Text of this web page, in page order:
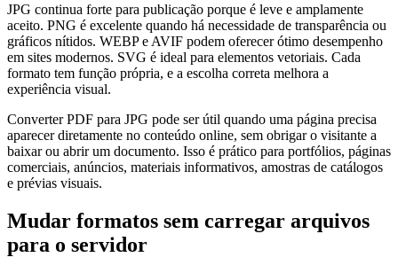
JPG continua forte para publicação porque é leve e amplamente
aceito. PNG é excelente quando há necessidade de transparência ou
gráficos nítidos. WEBP e AVIF podem oferecer ótimo desempenho
em sites modernos. SVG é ideal para elementos vetoriais. Cada
formato tem função própria, e a escolha correta melhora a
experiência visual.
Converter PDF para JPG pode ser útil quando uma página precisa
aparecer diretamente no conteúdo online, sem obrigar o visitante a
baixar ou abrir um documento. Isso é prático para portfólios, páginas
comerciais, anúncios, materiais informativos, amostras de catálogos
e prévias visuais.
Mudar formatos sem carregar arquivos
para o servidor